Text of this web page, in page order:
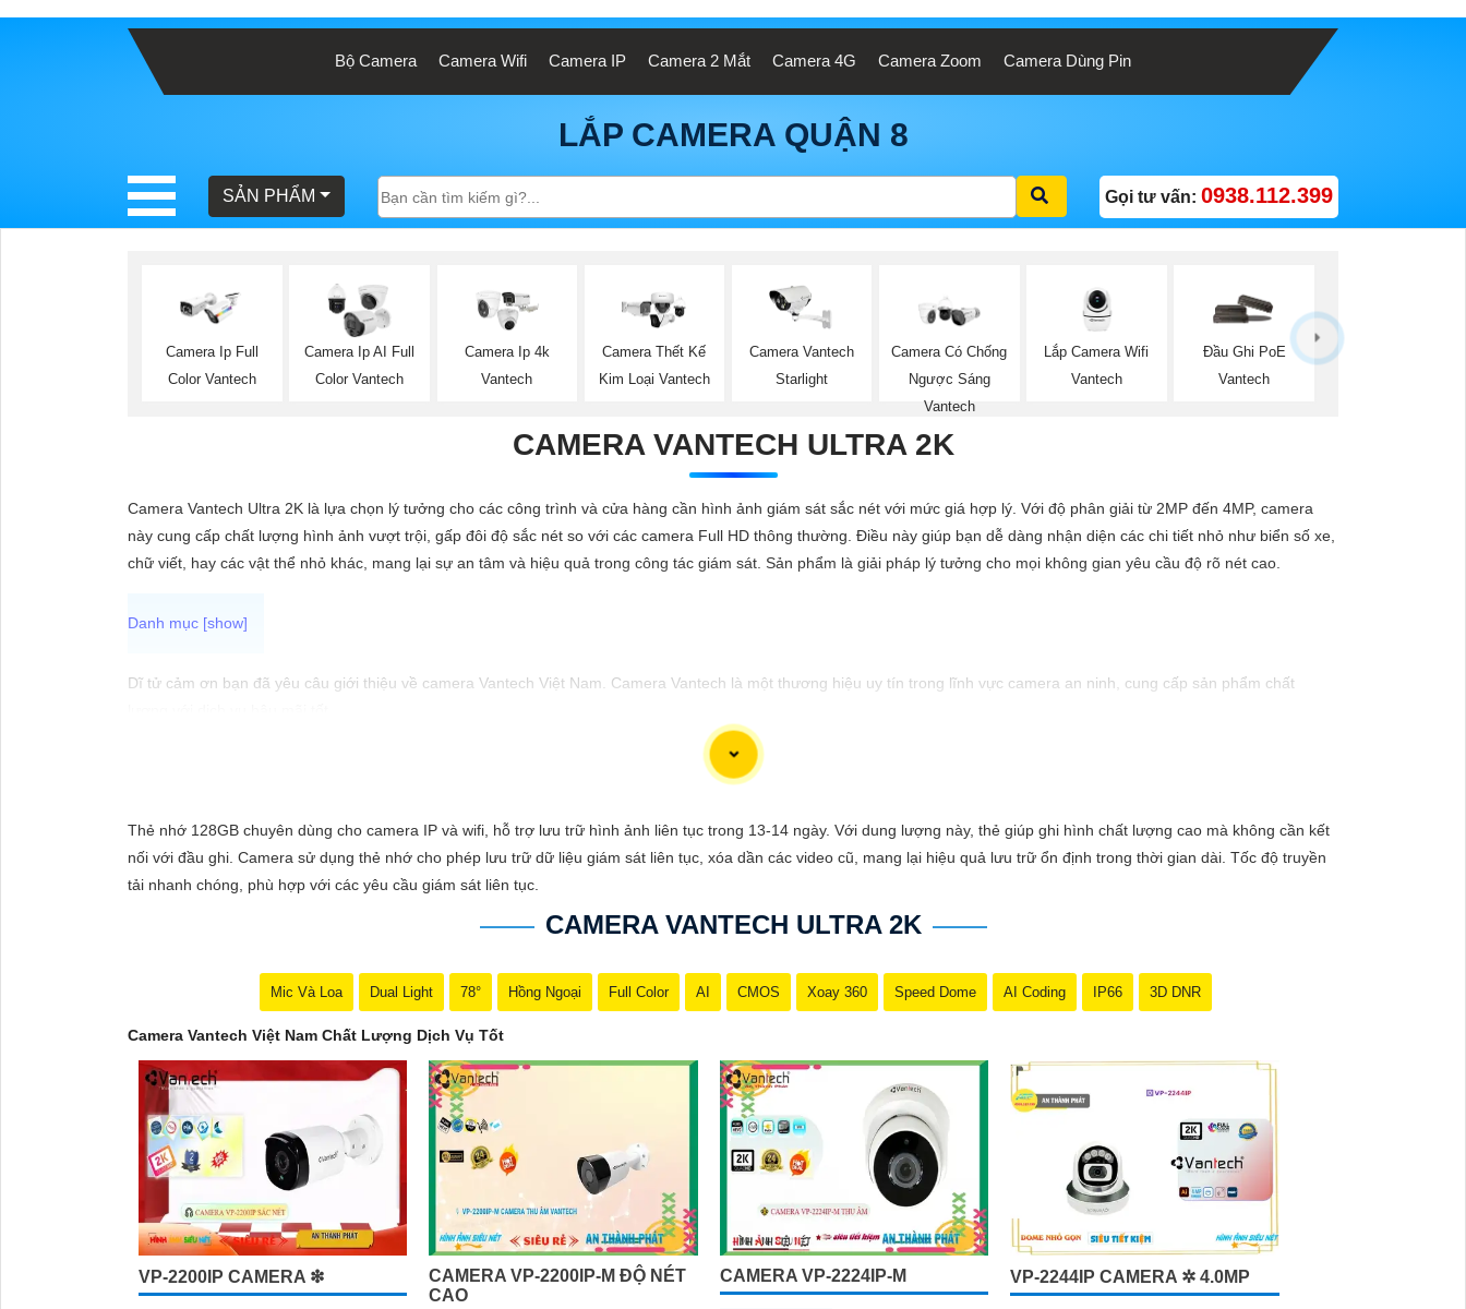
Bộ Camera Camera Wifi Camera IP Camera 2 Mắt Camera 4G Camera Zoom Camera Dùng Pin
LẮP CAMERA QUẬN 8
SẢN PHẨM Gọi tư vấn: 0938.112.399
Camera Ip Full
Color Vantech
Camera Ip AI Full
Color Vantech
Camera Ip 4k
Vantech
Camera Thết Kế
Kim Loại Vantech
Camera Vantech
Starlight
Camera Có Chống
Ngược Sáng
Vantech
Lắp Camera Wifi
Vantech
Đầu Ghi PoE
Vantech
CAMERA VANTECH ULTRA 2K
Camera Vantech Ultra 2K là lựa chọn lý tưởng cho các công trình và cửa hàng cần hình ảnh giám sát sắc nét với mức giá hợp lý. Với độ phân giải từ 2MP đến 4MP, camera
này cung cấp chất lượng hình ảnh vượt trội, gấp đôi độ sắc nét so với các camera Full HD thông thường. Điều này giúp bạn dễ dàng nhận diện các chi tiết nhỏ như biển số xe,
chữ viết, hay các vật thể nhỏ khác, mang lại sự an tâm và hiệu quả trong công tác giám sát. Sản phẩm là giải pháp lý tưởng cho mọi không gian yêu cầu độ rõ nét cao.
Dĩ tử cảm ơn bạn đã yêu câu giới thiệu về camera Vantech Việt Nam. Camera Vantech là một thương hiệu uy tín trong lĩnh vực camera an ninh, cung cấp sản phẩm chất
Camera Vantech Việt Nam được đánh giá có chất lượng tốt, độ phân giải cao, hình ảnh sắc nét. camera Vantech còn được thiết kế chống nước, chống va đập, phù hợp sử
Với cam kết về chất lượng và dịch vụ, camera Vantech Việt Nam mang lại sự an tâm cho người dùng trong việc giám sát và bảo vệ tài sản. Đồng thời, giá cả của sản phẩm
Thẻ nhớ 128GB chuyên dùng cho camera IP và wifi, hỗ trợ lưu trữ hình ảnh liên tục trong 13-14 ngày. Với dung lượng này, thẻ giúp ghi hình chất lượng cao mà không cần kết
nối với đầu ghi. Camera sử dụng thẻ nhớ cho phép lưu trữ dữ liệu giám sát liên tục, xóa dần các video cũ, mang lại hiệu quả lưu trữ ổn định trong thời gian dài. Tốc độ truyền
tải nhanh chóng, phù hợp với các yêu cầu giám sát liên tục.
CAMERA VANTECH ULTRA 2K
Mic Và Loa Dual Light 78° Hồng Ngoại Full Color AI CMOS Xoay 360 Speed Dome AI Coding IP66 3D DNR
Camera Vantech Việt Nam Chất Lượng Dịch Vụ Tốt
VP-2200IP CAMERA ❇
CAMERA VP-2200IP-M ĐỘ NÉT
CAO
CAMERA VP-2224IP-M VP-2244IP CAMERA ✲ 4.0MP